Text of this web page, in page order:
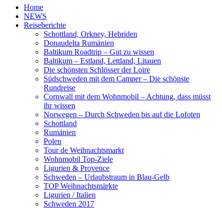
Home
NEWS
Reiseberichte
Schottland, Orkney, Hebriden
Donaudelta Rumänien
Baltikum Roadtrip – Gut zu wissen
Baltikum – Estland, Lettland, Litauen
Die schönsten Schlösser der Loire
Südschweden mit dem Camper – Die schönste
Rundreise
Cornwall mit dem Wohnmobil – Achtung, dass müsst
ihr wissen
Norwegen – Durch Schweden bis auf die Lofoten
Schottland
Rumänien
Polen
Tour de Weihnachtsmarkt
Wohnmobil Top-Ziele
Ligurien & Provence
Schweden – Urlaubstraum in Blau-Gelb
TOP Weihnachtsmärkte
Ligurien / Italien
Schweden 2017